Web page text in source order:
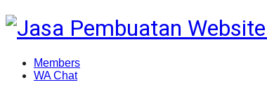
Members
WA Chat